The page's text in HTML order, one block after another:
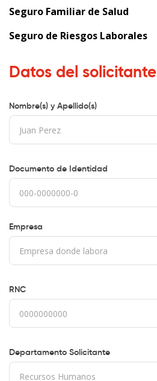
Seguro Familiar de Salud
Seguro de Riesgos Laborales
Datos del solicitante
Nombre(s) y Apellido(s)
Documento de Identidad
Empresa
RNC
Departamento Solicitante